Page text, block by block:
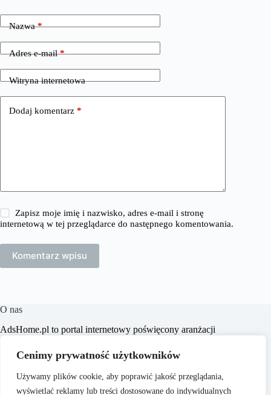
Cenimy prywatność użytkowników
Używamy plików cookie, aby poprawić jakość przeglądania,
wyświetlać reklamy lub treści dostosowane do indywidualnych
Nazwa*
Adres e-mail*
Witryna internetowa
Dodaj komentarz *
Zapisz moje imię i nazwisko, adres e-mail i stronę
internetową w tej przeglądarce do następnego komentowania.
Komentarz wpisu
O nas
​AdsHome.pl to portal internetowy poświęcony aranżacji
celem jest dostarczanie praktycznych wskazówek i inspiracji,
które pomogą czytelnikom w tworzeniu komfortowych i
stylowych przestrzeni życiowych.